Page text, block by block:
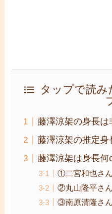
タップで読み
藤澤涼架の身長は
藤澤涼架の推定身
藤澤涼架は身長何
①二宮和也さん
②丸山隆平さん
③南原清隆さん